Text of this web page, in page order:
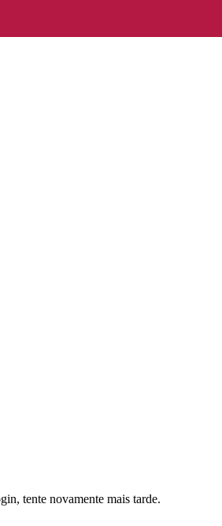
tente novamente mais tarde.